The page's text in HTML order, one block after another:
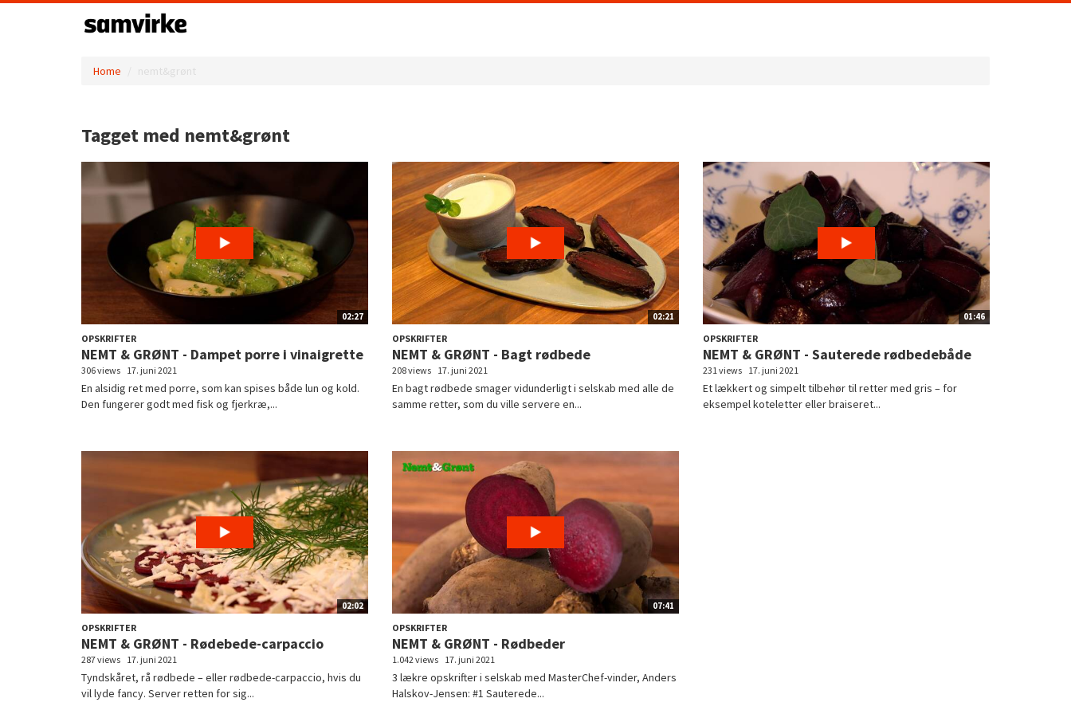
Home nemt&grønt
Tagget med nemt&grønt
02:27
OPSKRIFTER
NEMT & GRØNT - Dampet porre i vinaigrette
306 views 17. juni 2021
En alsidig ret med porre, som kan spises både lun og kold.
Den fungerer godt med fisk og fjerkræ,...
02:21
OPSKRIFTER
NEMT & GRØNT - Bagt rødbede
208 views 17. juni 2021
En bagt rødbede smager vidunderligt i selskab med alle de
samme retter, som du ville servere en...
01:46
OPSKRIFTER
NEMT & GRØNT - Sauterede rødbedebåde
231 views 17. juni 2021
Et lækkert og simpelt tilbehør til retter med gris – for
eksempel koteletter eller braiseret...
02:02
OPSKRIFTER
NEMT & GRØNT - Rødebede-carpaccio
287 views 17. juni 2021
Tyndskåret, rå rødbede – eller rødbede-carpaccio, hvis du
vil lyde fancy. Server retten for sig...
07:41
OPSKRIFTER
NEMT & GRØNT - Rødbeder
1.042 views 17. juni 2021
3 lækre opskrifter i selskab med MasterChef-vinder, Anders
Halskov-Jensen: #1 Sauterede...